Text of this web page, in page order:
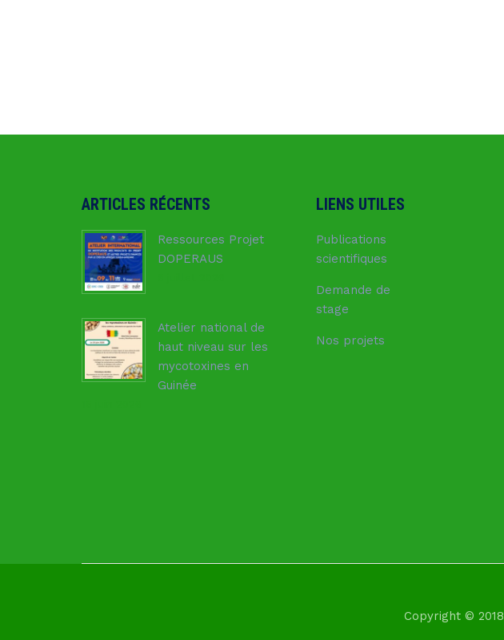
ARTICLES RÉCENTS
Ressources Projet
DOPERAUS
Atelier national de
haut niveau sur les
mycotoxines en
Guinée
LIENS UTILES
Publications
scientifiques
Demande de
stage
Nos projets
Copyright © 2018